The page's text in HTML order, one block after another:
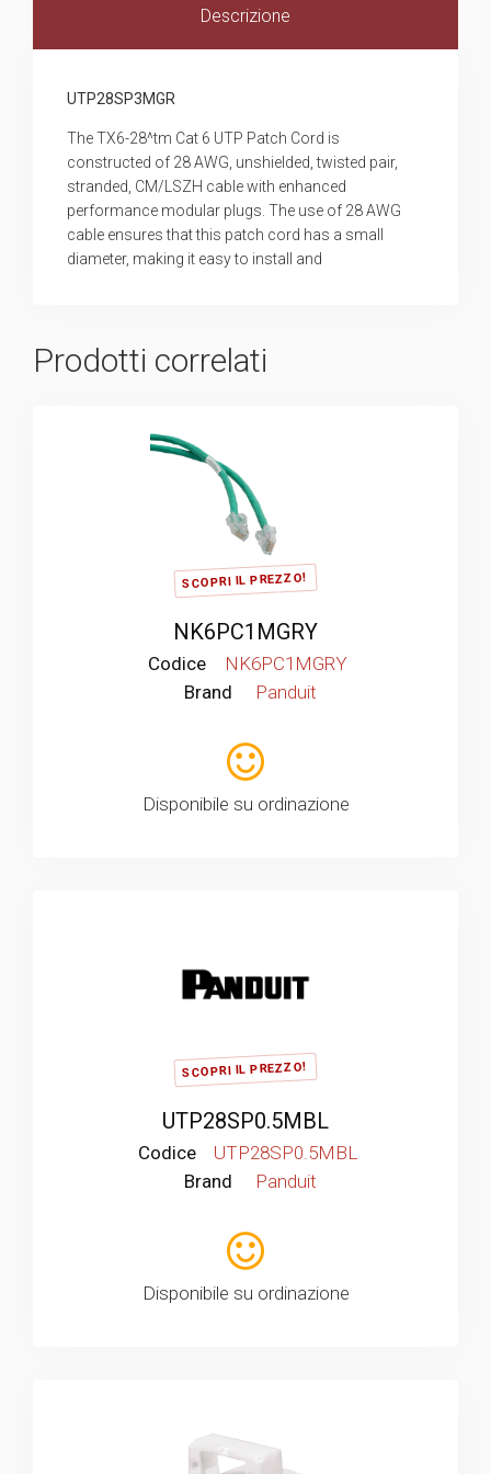
Descrizione
UTP28SP3MGR
The TX6-28^tm Cat 6 UTP Patch Cord is
constructed of 28 AWG, unshielded, twisted pair,
stranded, CM/LSZH cable with enhanced
performance modular plugs. The use of 28 AWG
cable ensures that this patch cord has a small
diameter, making it easy to install and
Prodotti correlati
SCOPRI IL PREZZO!
NK6PC1MGRY
Codice
NK6PC1MGRY
Brand
Panduit
Disponibile su ordinazione
SCOPRI IL PREZZO!
UTP28SP0.5MBL
Codice
UTP28SP0.5MBL
Brand
Panduit
Disponibile su ordinazione